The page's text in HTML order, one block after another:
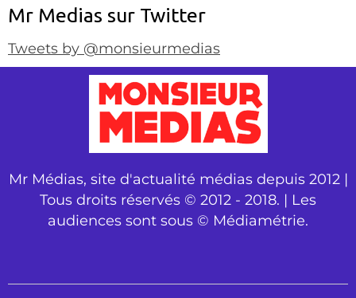
Mr Medias sur Twitter
Tweets by @monsieurmedias
Mr Médias, site d'actualité médias depuis 2012 |
Tous droits réservés © 2012 - 2018. | Les
audiences sont sous © Médiamétrie.